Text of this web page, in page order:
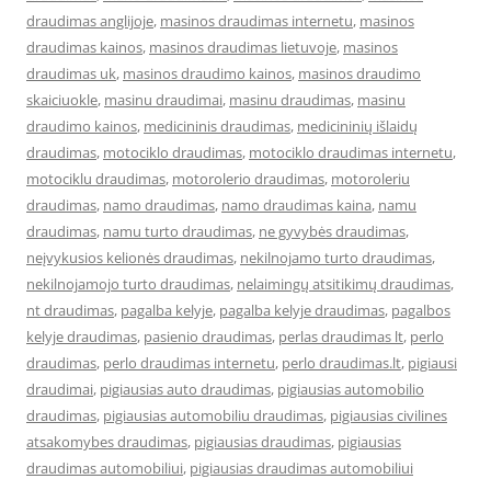
draudimas anglijoje, masinos draudimas internetu, masinos
draudimas kainos, masinos draudimas lietuvoje, masinos
draudimas uk, masinos draudimo kainos, masinos draudimo
skaiciuokle, masinu draudimai, masinu draudimas, masinu
draudimo kainos, medicininis draudimas, medicininių išlaidų
draudimas, motociklo draudimas, motociklo draudimas internetu,
motociklu draudimas, motorolerio draudimas, motoroleriu
draudimas, namo draudimas, namo draudimas kaina, namu
draudimas, namu turto draudimas, ne gyvybės draudimas,
neįvykusios kelionės draudimas, nekilnojamo turto draudimas,
nekilnojamojo turto draudimas, nelaimingų atsitikimų draudimas,
nt draudimas, pagalba kelyje, pagalba kelyje draudimas, pagalbos
kelyje draudimas, pasienio draudimas, perlas draudimas lt, perlo
draudimas, perlo draudimas internetu, perlo draudimas.lt, pigiausi
draudimai, pigiausias auto draudimas, pigiausias automobilio
draudimas, pigiausias automobiliu draudimas, pigiausias civilines
atsakomybes draudimas, pigiausias draudimas, pigiausias
draudimas automobiliui, pigiausias draudimas automobiliui